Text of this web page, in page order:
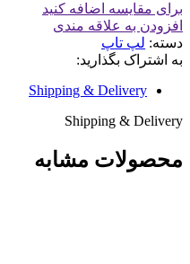
برای مقایسه اضافه کنید
افزودن به علاقه مندی
دسته: لپ تاپ
به اشتراک بگذارید:
Shipping & Delivery
Shipping & Delivery
محصولات مشابه